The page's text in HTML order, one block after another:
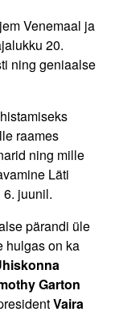
Venemaal ja
20.
ning geniaalse
raames
ning mille
Läti
juunil.
pärandi üle
hulgas on ka
Garton
Vaira